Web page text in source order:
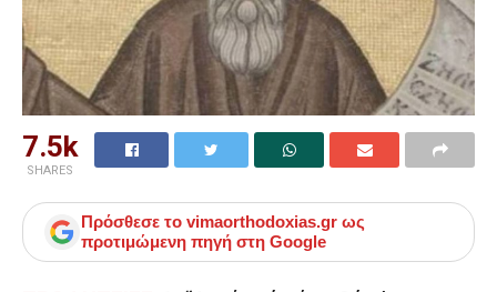
7.5k
SHARES
Πρόσθεσε το vimaorthodoxias.gr ως
προτιμώμενη πηγή στη Google